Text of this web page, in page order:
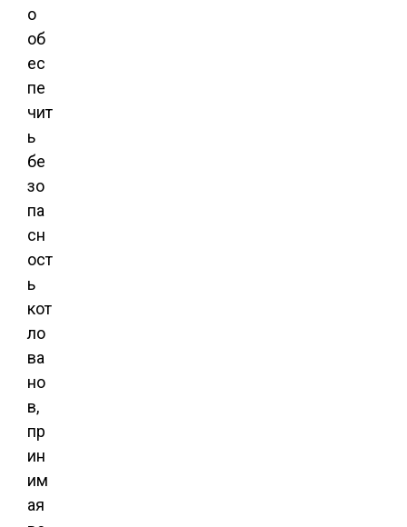
о
об
ес
пе
чит
ь
бе
зо
па
сн
ост
ь
кот
ло
ва
но
в,
пр
ин
им
ая